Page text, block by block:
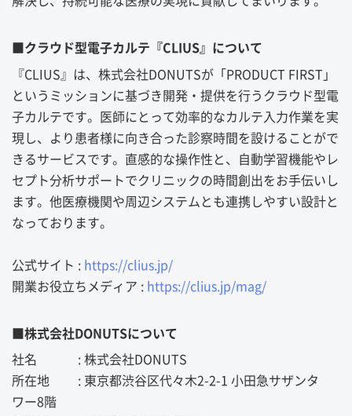
■クラウド型電子カルテ『CLIUS』について
『CLIUS』は、株式会社DONUTSが「PRODUCT FIRST」
というミッションに基づき開発・提供を行うクラウド型電
子カルテです。医師にとって効率的なカルテ入力作業を実
現し、より患者様に向き合った診察時間を設けることがで
きるサービスです。直感的な操作性と、自動学習機能やレ
セプト分析サポートでクリニックの時間創出をお手伝いし
ます。他医療機関や周辺システムとも連携しやすい設計と
なっております。
公式サイト : https://clius.jp/
開業お役立ちメディア : https://clius.jp/mag/
■株式会社DONUTSについて
社名 : 株式会社DONUTS
所在地 : 東京都渋谷区代々木2-2-1 小田急サザンタ
ワー8階